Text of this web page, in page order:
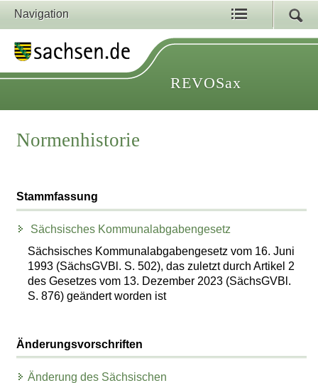
Navigation
REVOSax
Normenhistorie
Stammfassung
Sächsisches Kommunalabgabengesetz
Sächsisches Kommunalabgabengesetz vom 16. Juni
1993 (SächsGVBl. S. 502), das zuletzt durch Artikel 2
des Gesetzes vom 13. Dezember 2023 (SächsGVBl.
S. 876) geändert worden ist
Änderungsvorschriften
Änderung des Sächsischen